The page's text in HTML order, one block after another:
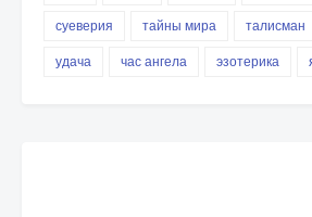
суеверия
тайны мира талисман
удача
час ангела эзотерика